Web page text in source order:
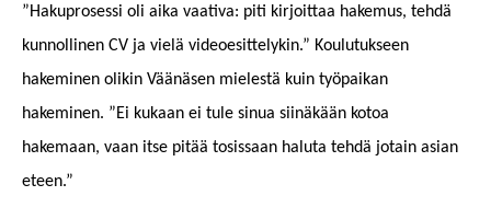
”Hakuprosessi oli aika vaativa: piti kirjoittaa hakemus, tehdä
kunnollinen CV ja vielä videoesittelykin.” Koulutukseen
hakeminen olikin Väänäsen mielestä kuin työpaikan
hakeminen. ”Ei kukaan ei tule sinua siinäkään kotoa
hakemaan, vaan itse pitää tosissaan haluta tehdä jotain asian
eteen.”